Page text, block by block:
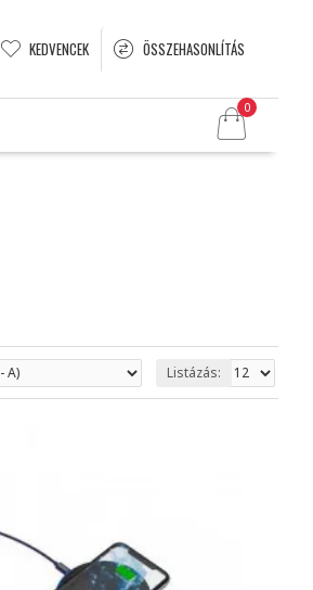
KEDVENCEK ÖSSZEHASONLÍTÁS
0
Listázás: